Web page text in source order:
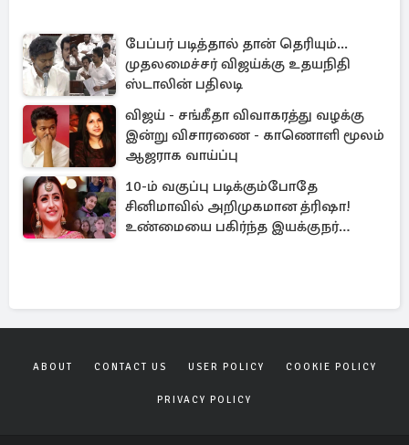
பேப்பர் படித்தால் தான் தெரியும்...
முதலமைச்சர் விஜய்க்கு உதயநிதி
ஸ்டாலின் பதிலடி
விஜய் - சங்கீதா விவாகரத்து வழக்கு
இன்று விசாரணை - காணொளி மூலம்
ஆஜராக வாய்ப்பு
10-ம் வகுப்பு படிக்கும்போதே
சினிமாவில் அறிமுகமான த்ரிஷா!
உண்மையை பகிர்ந்த இயக்குநர்
ABOUT CONTACT US USER POLICY COOKIE POLICY
PRIVACY POLICY